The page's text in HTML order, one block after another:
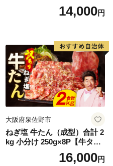
14,000円
大阪府泉佐野市
ねぎ塩 牛たん（成型）合計 2
kg 小分け 250g×8P【牛タン
牛肉 焼肉用 薄切り 訳あり サ
16,000円